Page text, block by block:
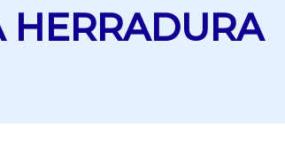
HERRADURA